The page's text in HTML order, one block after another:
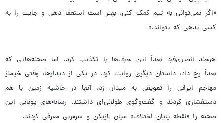
«اگر نمی‌توانی به تیم کمک کنی، بهتر است استعفا دهی و جایت را به
کسی بدهی که بتواند.»
هرچند انصاری‌فرد بعداً این حرف‌ها را تکذیب کرد، اما صحنه‌هایی که
بعداً رخ داد، داستان دیگری روایت کرد. در یکی از دیدارها، وقتی خیمنز
مهاجم ایرانی را تعویقی به میدان زد، آنها در حاشیه زمین با هم
دستفشاری کردند و گفت‌وگوی طولانی‌ای داشتند. رسانه‌های یونانی این
صحنه را «نقطه پایان اختلاف» میان بازیکن و سرمربی معرفی کردند.